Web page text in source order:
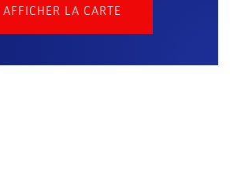
AFFICHER LA CARTE